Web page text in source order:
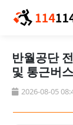
반월공단
및 통근버
2026-08-05